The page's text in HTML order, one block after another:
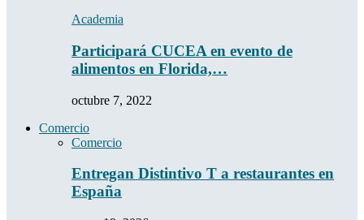
Academia
Participará CUCEA en evento de
alimentos en Florida,…
octubre 7, 2022
Comercio
Comercio
Entregan Distintivo T a restaurantes en
España